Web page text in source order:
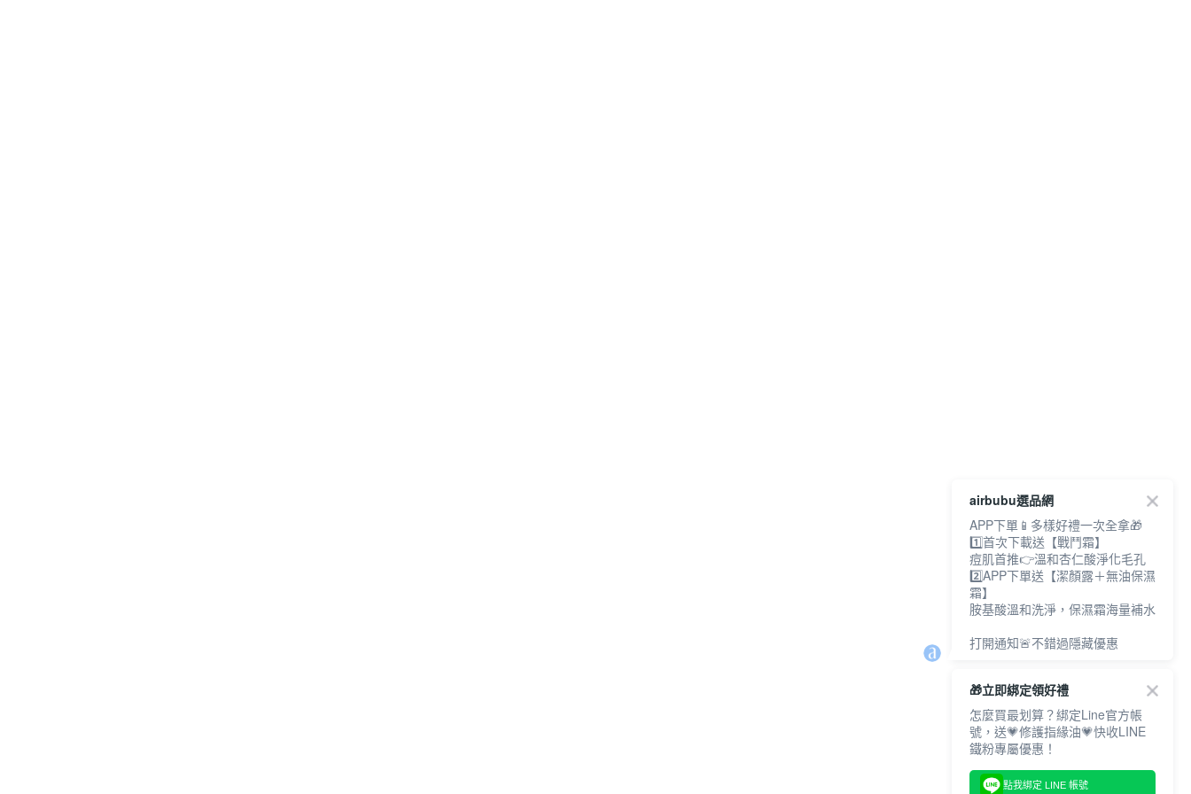
airbubu選品網
APP下單📱多樣好禮一次全拿🎁
1️⃣首次下載送【戰鬥霜】
痘肌首推👉溫和杏仁酸淨化毛孔
2️⃣APP下單送【潔顏露＋無油保濕
霜】
胺基酸溫和洗淨，保濕霜海量補水
打開通知🚨不錯過隱藏優惠
🎁立即綁定領好禮
怎麼買最划算？綁定Line官方帳
號，送💗修護指緣油💗快收LINE
鐵粉專屬優惠！
點我綁定 LINE 帳號